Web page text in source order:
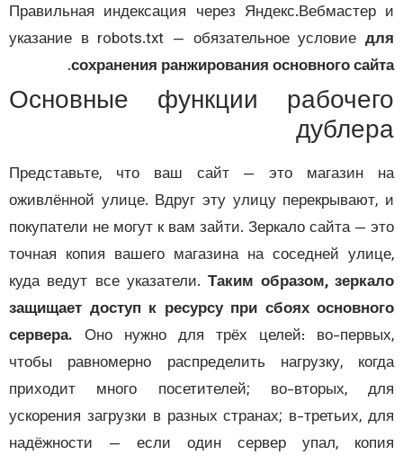
Правильная индексация через
указание в robots.txt — обязательное условие
сохранения ранжирования основного
.
Основные функции
Представьте, что ваш сайт — это магазин
оживлённой улице. Вдруг эту улицу
покупатели не могут к вам зайти. Зеркало сайта —
точная копия вашего магазина на соседней
куда ведут все указатели.Таким образом,
защищает доступ к ресурсу при сбоях
сервера.Оно нужно для трёх целей: во-
чтобы равномерно распределить нагрузку,
приходит много посетителей; во-вторых,
ускорения загрузки в разных странах; в-третьих,
надёжности — если один сервер упал,